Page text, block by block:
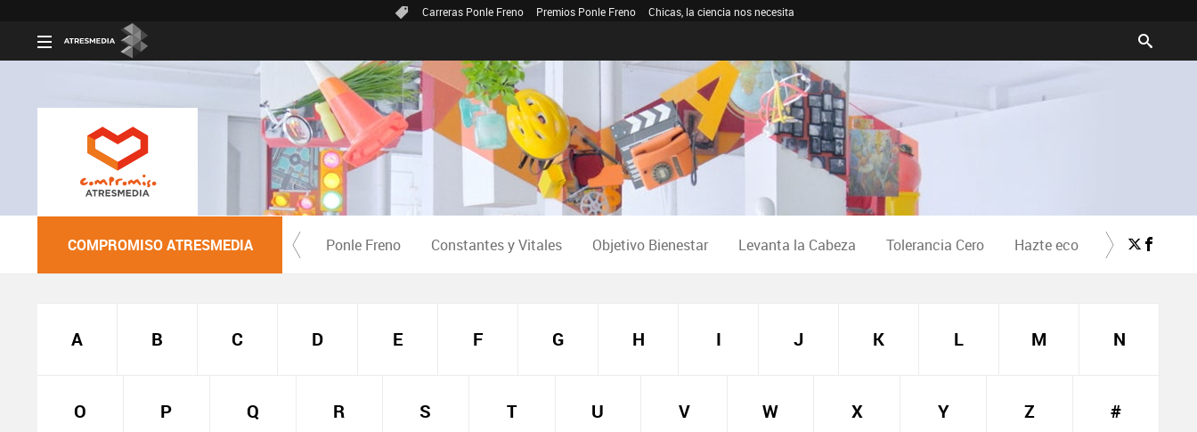
Carreras Ponle Freno Premios Ponle Freno Chicas, la ciencia nos necesita
COMPROMISO ATRESMEDIA Ponle Freno Constantes y Vitales Objetivo Bienestar Levanta la Cabeza Tolerancia Cero Hazte eco Crea Cultura
A B C D E F G H I J K L M N
O P Q R S T U V W X Y Z #